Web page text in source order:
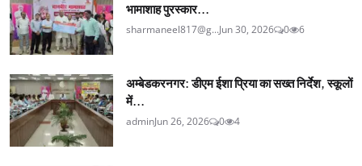
भामाशाह पुरस्कार...
sharmaneel817@g...Jun 30, 2026 0 6
अम्बेडकरनगर: डीएम ईशा प्रिया का सख्त निर्देश, स्कूलों
में...
adminJun 26, 2026 0 4